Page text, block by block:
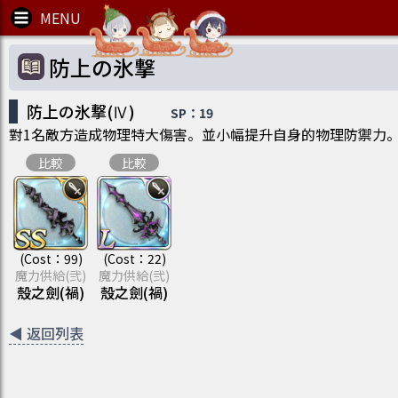
防上の氷撃
防上の氷撃(Ⅳ) SP： 19
對1名敵方造成物理特大傷害。並小幅提升自身的物理防禦力
比較
(Cost： 99)
魔力供給(弐)
殼之劍(禍)
比較
(Cost： 22)
魔力供給(弐)
殼之劍(禍)
◀ 返回列表